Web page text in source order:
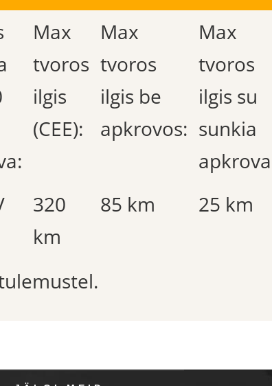
Max
tvoros
ilgis
(CEE):
Max
tvoros
ilgis be
apkrovos:
Max
tvoros
ilgis su
sunkia
320
km
85 km 25 km